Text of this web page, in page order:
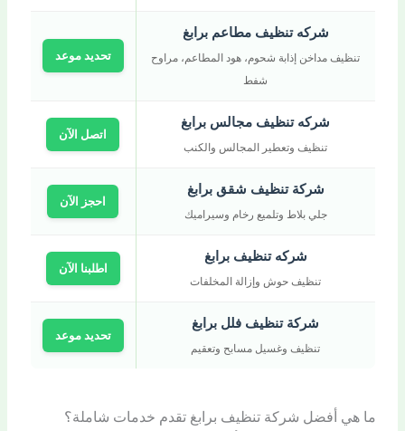
شركه تنظيف مطاعم برابغ
تنظيف مداخن إذابة شحوم، هود المطاعم، مراوح
شفط
تحديد موعد
شركه تنظيف مجالس برابغ
تنظيف وتعطير المجالس والكنب
اتصل الآن
شركة تنظيف شقق برابغ
جلي بلاط وتلميع رخام وسيراميك
احجز الآن
شركه تنظيف برابغ
تنظيف حوش وإزالة المخلفات
اطلبنا الآن
شركة تنظيف فلل برابغ
تنظيف وغسيل مسابح وتعقيم
تحديد موعد
ما هي أفضل شركة تنظيف برابغ تقدم خدمات شاملة؟